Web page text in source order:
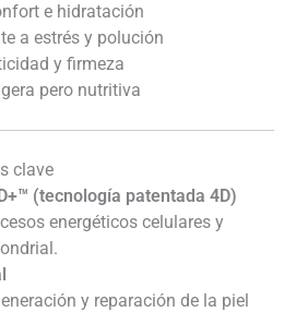
e hidratación
a estrés y polución
y firmeza
pero nutritiva
clave
(tecnología patentada 4D)
energéticos celulares y
y reparación de la piel